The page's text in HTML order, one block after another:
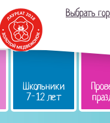
Выбрать
Школьники
7-12 лет